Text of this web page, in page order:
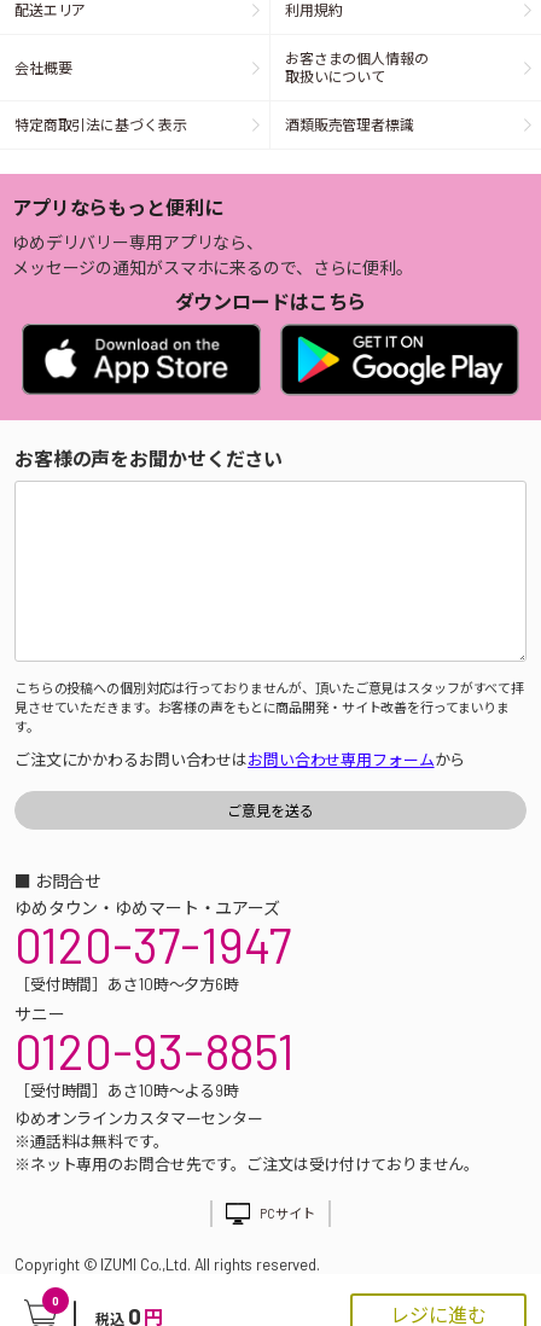
0
税込 0 円 レジに進む
配送エリア 利用規約
会社概要
お客さまの個人情報の
取扱いについて
特定商取引法に基づく表示 酒類販売管理者標識
アプリならもっと便利に
ゆめデリバリー専用アプリなら、
メッセージの通知がスマホに来るので、さらに便利。
ダウンロードはこちら
お客様の声をお聞かせください
こちらの投稿への個別対応は行っておりませんが、頂いたご意見はスタッフがすべて拝
見させていただきます。お客様の声をもとに商品開発・サイト改善を行ってまいりま
す。
ご注文にかかわるお問い合わせはお問い合わせ専用フォームから
■ お問合せ
ゆめタウン・ゆめマート・ユアーズ
0120-37-1947
［受付時間］あさ10時～夕方6時
サニー
0120-93-8851
［受付時間］あさ10時～よる9時
ゆめオンラインカスタマーセンター
※通話料は無料です。
※ネット専用のお問合せ先です。ご注文は受け付けておりません。
PCサイト
Copyright © IZUMI Co.,Ltd. All rights reserved.